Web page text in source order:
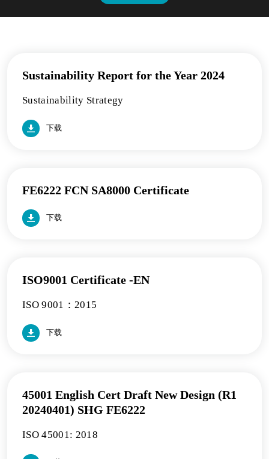
Sustainability Report for the Year 2024
Sustainability Strategy
下载
FE6222 FCN SA8000 Certificate
下载
ISO9001 Certificate -EN
ISO 9001：2015
下载
45001 English Cert Draft New Design (R1
20240401) SHG FE6222
ISO 45001: 2018